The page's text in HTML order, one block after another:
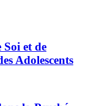
et de
Adolescents